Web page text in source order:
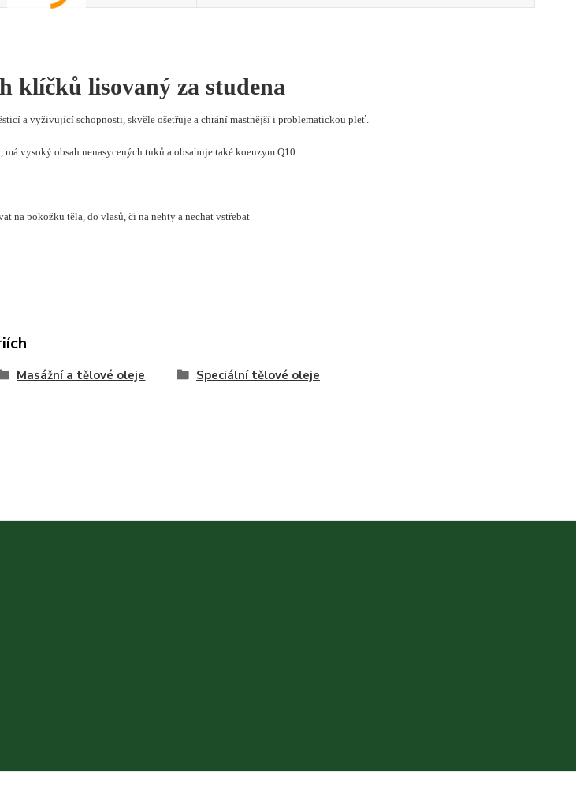
klíčků lisovaný za studena
a vyživující schopnosti, skvěle ošetřuje a chrání mastnější i problematickou pleť.
vysoký obsah nenasycených tuků a obsahuje také koenzym Q10.
na pokožku těla, do vlasů, či na nehty a nechat vstřebat
Masážní a tělové oleje Speciální tělové oleje